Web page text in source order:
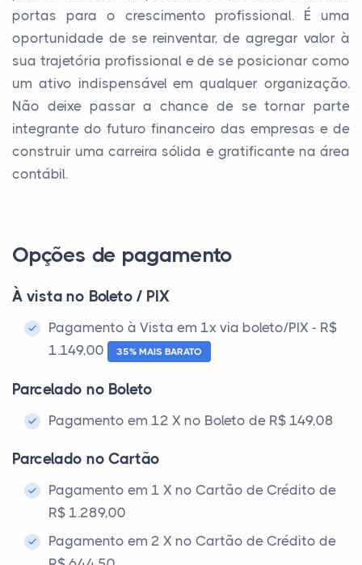
portas para o crescimento profissional. É uma
oportunidade de se reinventar, de agregar valor à
sua trajetória profissional e de se posicionar como
um ativo indispensável em qualquer organização.
Não deixe passar a chance de se tornar parte
integrante do futuro financeiro das empresas e de
construir uma carreira sólida e gratificante na área
contábil.
Opções de pagamento
À vista no Boleto / PIX
Pagamento à Vista em 1x via boleto/PIX - R$
1.149,00
35% MAIS BARATO
Parcelado no Boleto
Pagamento em 12 X no Boleto de R$ 149,08
Parcelado no Cartão
Pagamento em 1 X no Cartão de Crédito de
R$ 1.289,00
Pagamento em 2 X no Cartão de Crédito de